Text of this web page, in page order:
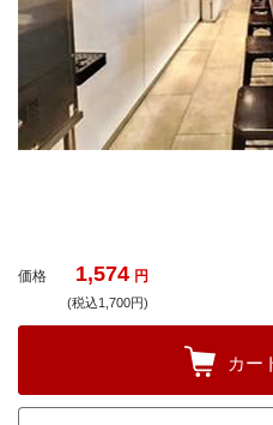
価格 1,574 円
(税込1,700円)
カー